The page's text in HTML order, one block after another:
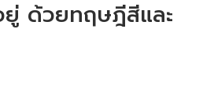
ยู่ ด้วยทฤษฎีสีและ